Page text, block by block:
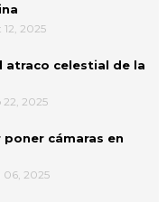
12, 2025
atraco celestial de la
22, 2025
cámaras en
06, 2025